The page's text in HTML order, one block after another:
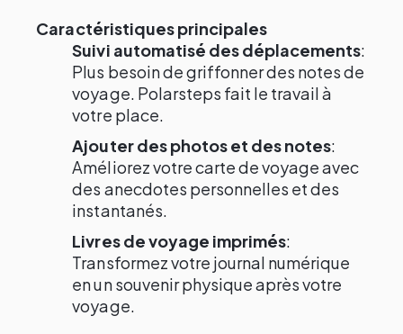
Caractéristiques principales
Suivi automatisé des déplacements:
Plus besoin de griffonner des notes de
voyage. Polarsteps fait le travail à
votre place.
Ajouter des photos et des notes:
Améliorez votre carte de voyage avec
des anecdotes personnelles et des
instantanés.
Livres de voyage imprimés:
Transformez votre journal numérique
en un souvenir physique après votre
voyage.